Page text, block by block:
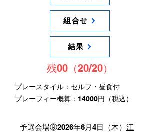
組合せ
結果
残00（20/20）
プレースタイル：セルフ・昼食付
​プレーフィー概算：14000円（税込）
予選会場⑨2026年6月4日（木） 江